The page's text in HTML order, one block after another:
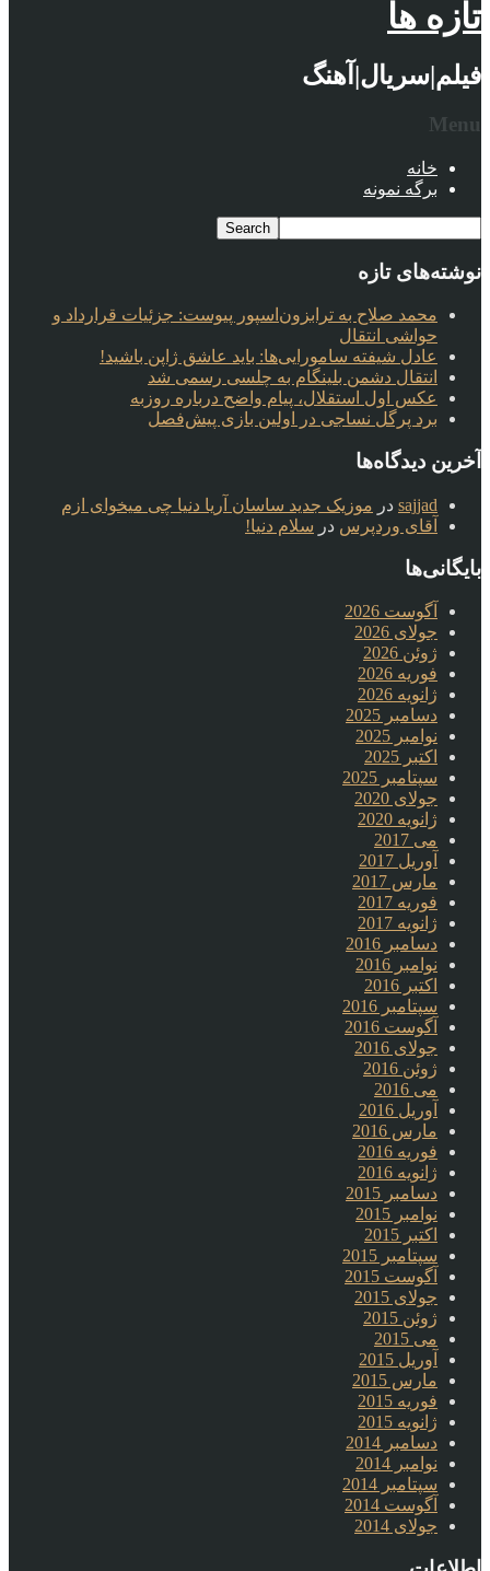
تازه ها
فیلم|سریال|آهنگ
Menu
خانه
برگه نمونه
نوشته‌های تازه
محمد صلاح به ترابزون‌اسپور پیوست: جزئیات قرارداد و
حواشی انتقال
عادل شیفته سامورایی‌ها: باید عاشق ژاپن باشید!
انتقال دشمن بلینگام به چلسی رسمی شد
عکس اول استقلال، پیام واضح درباره روزبه
برد پرگل نساجی در اولین بازی پیش‌فصل
آخرین دیدگاه‌ها
sajjad در موزیک جدید ساسان آریا دنیا چی میخوای ازم
آقای وردپرس در سلام دنیا!
بایگانی‌ها
آگوست 2026
جولای 2026
ژوئن 2026
فوریه 2026
ژانویه 2026
دسامبر 2025
نوامبر 2025
اکتبر 2025
سپتامبر 2025
جولای 2020
ژانویه 2020
می 2017
آوریل 2017
مارس 2017
فوریه 2017
ژانویه 2017
دسامبر 2016
نوامبر 2016
اکتبر 2016
سپتامبر 2016
آگوست 2016
جولای 2016
ژوئن 2016
می 2016
آوریل 2016
مارس 2016
فوریه 2016
ژانویه 2016
دسامبر 2015
نوامبر 2015
اکتبر 2015
سپتامبر 2015
آگوست 2015
جولای 2015
ژوئن 2015
می 2015
آوریل 2015
مارس 2015
فوریه 2015
ژانویه 2015
دسامبر 2014
نوامبر 2014
سپتامبر 2014
آگوست 2014
جولای 2014